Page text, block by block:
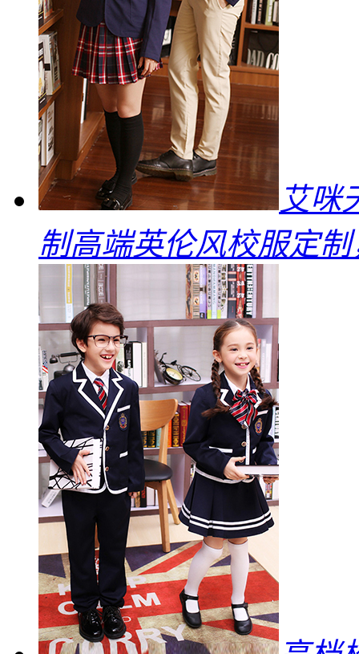
艾咪
制高端英伦风校服定制